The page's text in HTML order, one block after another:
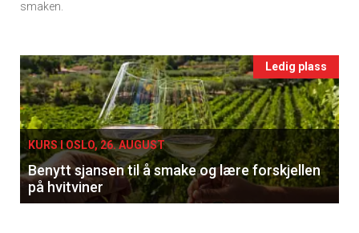
smaken.
Events
single
Ledig plass
KURS I OSLO, 26. AUGUST
Benytt sjansen til å smake og lære forskjellen
på hvitviner